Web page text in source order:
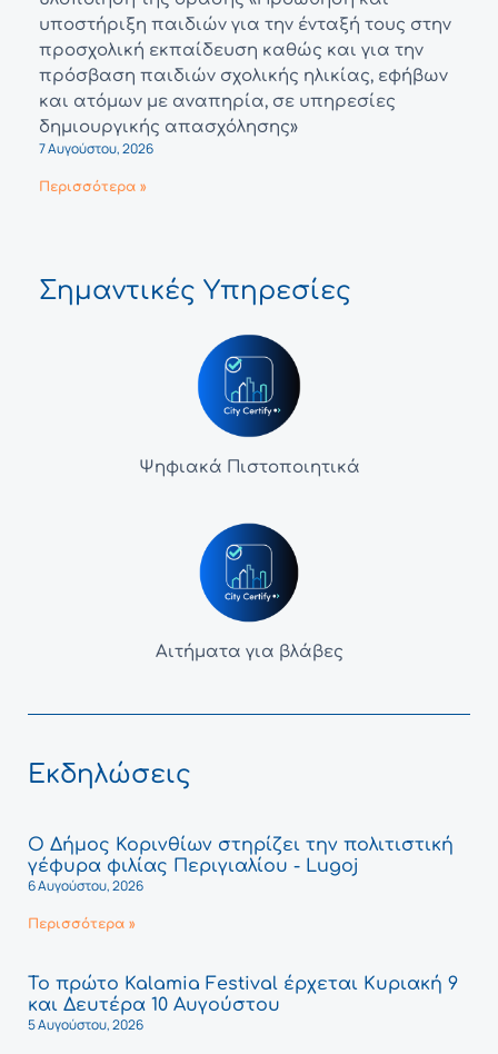
υποστήριξη παιδιών για την ένταξή τους στην
προσχολική εκπαίδευση καθώς και για την
πρόσβαση παιδιών σχολικής ηλικίας, εφήβων
και ατόμων με αναπηρία, σε υπηρεσίες
δημιουργικής απασχόλησης»
7 Αυγούστου, 2026
Περισσότερα »
Σημαντικές Υπηρεσίες
Ψηφιακά Πιστοποιητικά
Αιτήματα για βλάβες
Εκδηλώσεις
Ο Δήμος Κορινθίων στηρίζει την πολιτιστική
γέφυρα φιλίας Περιγιαλίου - Lugoj
6 Αυγούστου, 2026
Περισσότερα »
Το πρώτο Kalamia Festival έρχεται Κυριακή 9
και Δευτέρα 10 Αυγούστου
5 Αυγούστου, 2026